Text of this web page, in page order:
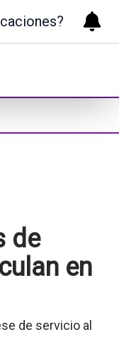
de
en
de servicio al